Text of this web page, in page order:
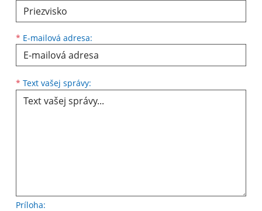
* E-mailová adresa:
* Text vašej správy:
Príloha: